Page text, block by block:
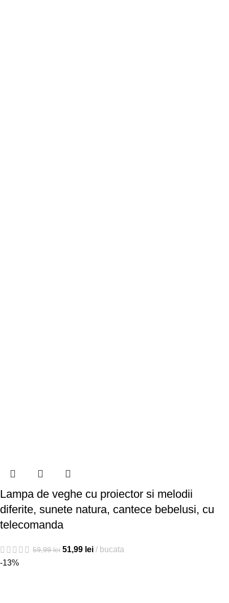
Lampa de veghe cu proiector si melodii
diferite, sunete natura, cantece bebelusi, cu
telecomanda
59,99lei 51,99 lei
bucata
-13%